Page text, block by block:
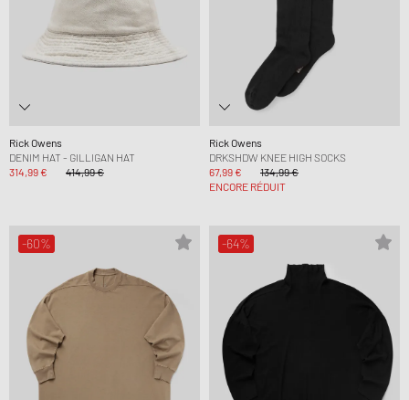
Rick Owens
DENIM HAT - GILLIGAN HAT
314,99 €
414,99 €
Rick Owens
DRKSHDW KNEE HIGH SOCKS
67,99 €
134,99 €
ENCORE RÉDUIT
-60% -64%